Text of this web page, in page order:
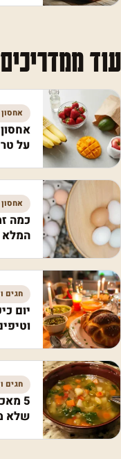
עוד ממדריכים
על
כמה
המלא
חגים
חגים
5
שלא